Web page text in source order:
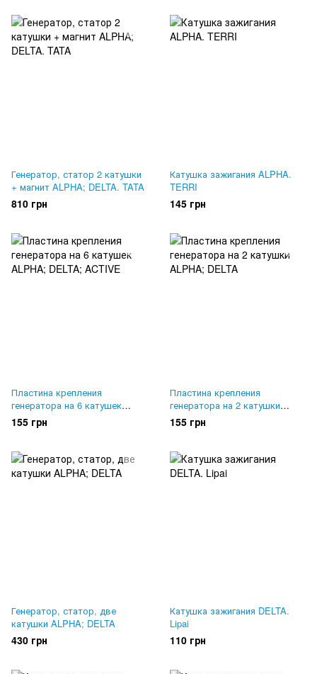
Генератор, статор 2 катушки
+ магнит ALPHA; DELTA. TATA
810 грн
Катушка зажигания ALPHA.
TERRI
145 грн
Пластина крепления
генератора на 6 катушек
ALPHA; DELTA; ACTIVE
155 грн
Пластина крепления
генератора на 2 катушки
ALPHA; DELTA
155 грн
Генератор, статор, две
катушки ALPHA; DELTA
430 грн
Катушка зажигания DELTA.
Lipai
110 грн